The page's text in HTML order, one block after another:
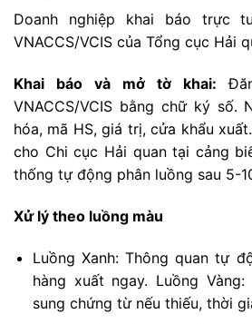
Doanh nghiệp khai báo trực
VNACCS/VCIS của Tổng cục Hải
Khai báo và mở tờ khai:
VNACCS/VCIS bằng chữ ký số.
hóa, mã HS, giá trị, cửa khẩu
cho Chi cục Hải quan tại cảng
thống tự động phân luồng sau 5-
Xử lý theo luồng màu
Luồng Xanh: Thông quan tự
hàng xuất ngay. Luồng
sung chứng từ nếu thiếu, thời